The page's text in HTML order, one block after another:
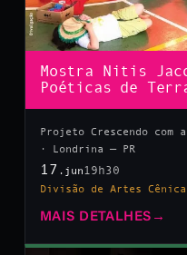
Mostra Nitis
Poéticas de
Projeto Crescendo com
· Londrina — PR
17 .jun 19h30
Divisão de Artes Cênicas
MAIS DETALHES →